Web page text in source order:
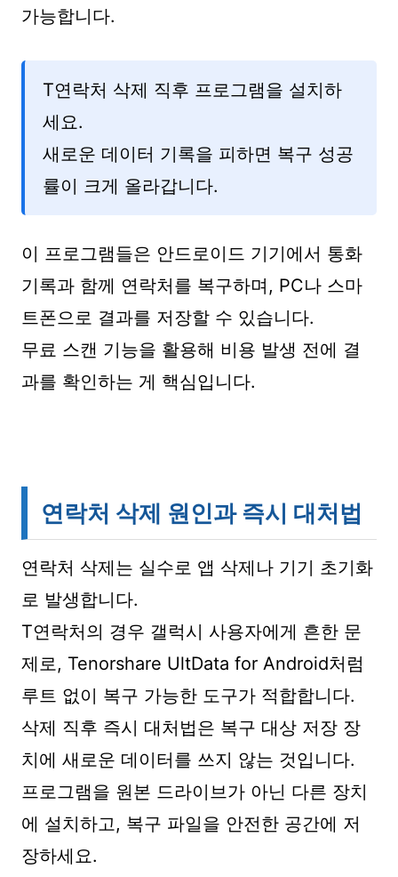
가능합니다.
T연락처 삭제 직후 프로그램을 설치하
세요.
새로운 데이터 기록을 피하면 복구 성공
률이 크게 올라갑니다.
이 프로그램들은 안드로이드 기기에서 통화
기록과 함께 연락처를 복구하며, PC나 스마
트폰으로 결과를 저장할 수 있습니다.
무료 스캔 기능을 활용해 비용 발생 전에 결
과를 확인하는 게 핵심입니다.
연락처 삭제 원인과 즉시 대처법
연락처 삭제는 실수로 앱 삭제나 기기 초기화
로 발생합니다.
T연락처의 경우 갤럭시 사용자에게 흔한 문
제로, Tenorshare UltData for Android처럼
루트 없이 복구 가능한 도구가 적합합니다.
삭제 직후 즉시 대처법은 복구 대상 저장 장
치에 새로운 데이터를 쓰지 않는 것입니다.
프로그램을 원본 드라이브가 아닌 다른 장치
에 설치하고, 복구 파일을 안전한 공간에 저
장하세요.